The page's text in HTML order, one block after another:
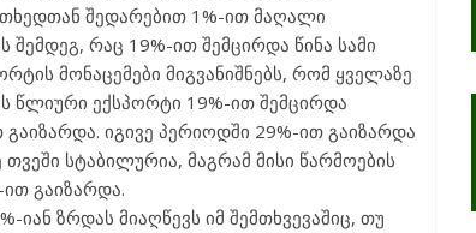
შედარებით 1%-ით მაღალი
შემდეგ, რაც 19%-ით შემცირდა წინა სამი
მონაცემები მიგვანიშნებს, რომ ყველაზე
წლიური ექსპორტი 19%-ით შემცირდა
იგივე პერიოდში 29%-ით გაიზარდა
სტაბილურია, მაგრამ მისი წარმოების
გაიზარდა.
ზრდას მიაღწევს იმ შემთხვევაშიც, თუ